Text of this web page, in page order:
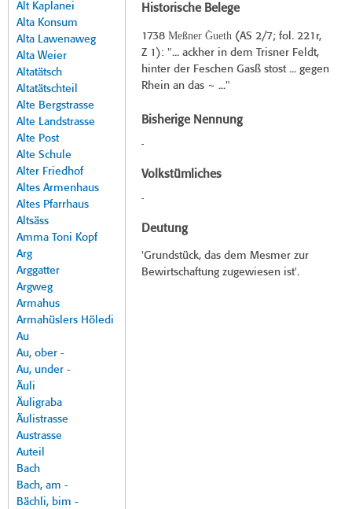
Alt Kaplanei
Alta Konsum
Alta Lawenaweg
Alta Weier
Altatätsch
Altatätschteil
Alte Bergstrasse
Alte Landstrasse
Alte Post
Alte Schule
Alter Friedhof
Altes Armenhaus
Altes Pfarrhaus
Altsäss
Amma Toni Kopf
Arg
Arggatter
Argweg
Armahus
Armahüslers Höledi
Au
Au, ober -
Au, under -
Äuli
Äuligraba
Äulistrasse
Austrasse
Auteil
Bach
Bach, am -
Bächli, bim -
Historische Belege
1738 Meßner G̀ueth(AS 2/7; fol. 221r,
Z 1): "... ackher in dem Trisner Feldt,
hinter der Feschen Gasß stost ... gegen
Rhein an das ~ ..."
Bisherige Nennung
-
Volkstümliches
-
Deutung
'Grundstück, das dem Mesmer zur
Bewirtschaftung zugewiesen ist'.